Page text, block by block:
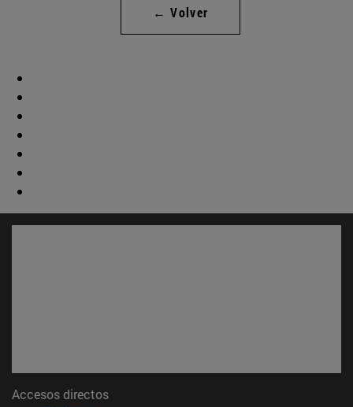
← Volver
Accesos directos